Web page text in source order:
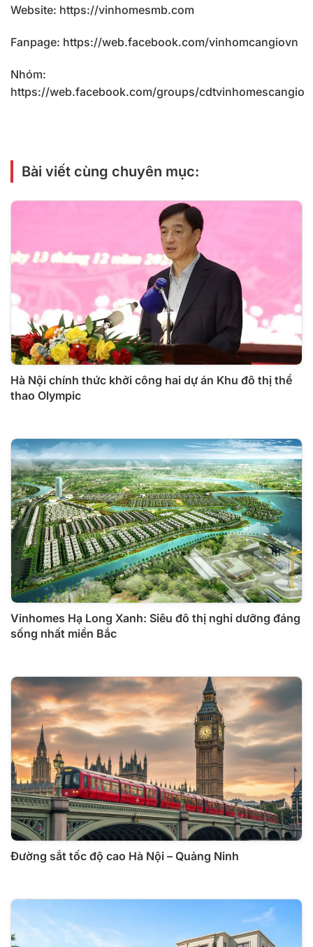
Website: https://vinhomesmb.com
Fanpage: https://web.facebook.com/vinhomcangiovn
Nhóm:
https://web.facebook.com/groups/cdtvinhomescangio
Bài viết cùng chuyên mục:
Hà Nội chính thức khởi công hai dự án Khu đô thị thể
thao Olympic
Vinhomes Hạ Long Xanh: Siêu đô thị nghỉ dưỡng đáng
sống nhất miền Bắc
Đường sắt tốc độ cao Hà Nội – Quảng Ninh